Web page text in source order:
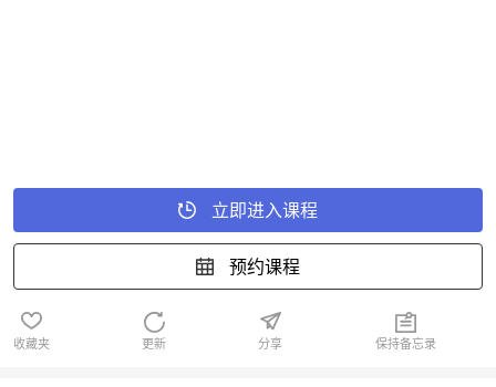
立即进入课程
预约课程
收藏夹 更新 分享 保持备忘录